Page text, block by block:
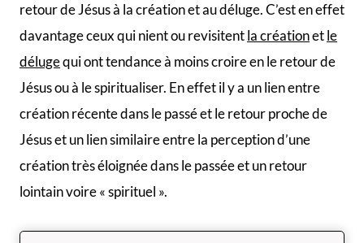
retour de Jésus à la création et au déluge. C’est en effet
davantage ceux qui nient ou revisitentla créationetle
délugequi ont tendance à moins croire en le retour de
Jésus ou à le spiritualiser. En effet il y a un lien entre
création récente dans le passé et le retour proche de
Jésus et un lien similaire entre la perception d’une
création très éloignée dans le passée et un retour
lointain voire « spirituel ».